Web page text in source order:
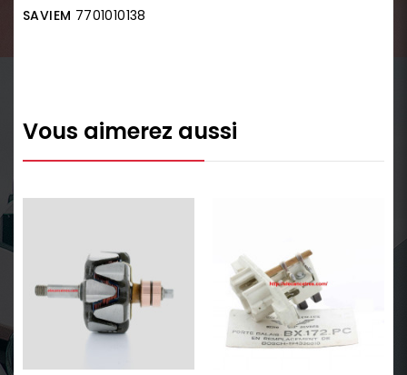
SAVIEM 7701010138
Vous aimerez aussi